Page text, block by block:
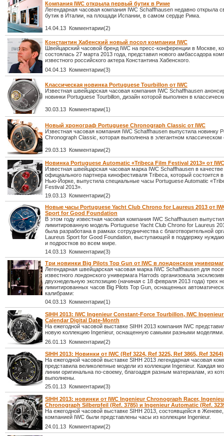
Компания IWC открыла первый бутик в Риме
Легендарная часовая компания IWC Schaffhausen недавно открыла
бутик в Италии, на площади Испании, в самом сердце Рима.
14.04.13 Комментарии(2)
Константин Хабенский новый посол компании IWC
Швейцарский часовой бренд IWC на пресс-конференции в Москве,
состоялась 27 марта 2013 года, представил нового амбассадора
известного российского актера Константина Хабенского.
04.04.13 Комментарии(3)
Классическая новинка Portuguese Tourbillon от IWC
Известная швейцарская часовая компания IWC Schaffhausen
новинки Portuguese Tourbillon, дизайн которой выполнен в
30.03.13 Комментарии(1)
Новый хронограф Portuguese Chronograph Classic от IWC
Известная часовая компания IWC Schaffhausen выпустила новинку
Chronograph Classic, которая выполнена в элегантном классическом
29.03.13 Комментарии(2)
Новинка Portuguese Automatic «Tribeca Film Festival 2013» от IWC
Известная швейцарская часовая марка IWC Schaffhausen в качестве
официального партнера кинофестиваля Tribeca, который состоится
Нью-Йорке, выпустила специальные часы Portuguese Automatic
Festival 2013».
19.03.13 Комментарии(2)
Новые часы Portuguese Yacht Club Chrono for Laureus 2013 от
Sport for Good Foundation
В этом году известная часовая компания IWC Schaffhausen
лимитированную модель Portuguese Yacht Club Chrono for Laureus
была разработана в рамках сотрудничества с благотворительной
Laureus Sport for Good Foundation, выступающей в поддержку
и подростков во всем мире.
14.03.13 Комментарии(3)
Три новинки Big Pilots Top Gun от IWC в лондонском
Легендарная швейцарская часовая марка IWC Schaffhausen для
известного лондонского универмага Harrods организовала
двухнедельную экспозицию (начиная с 18 февраля 2013 года) трех
лимитированных часов Big Pilots Top Gun, оснащенных
калибрами:
04.03.13 Комментарии(1)
SIHH 2013: IWC Ingenieur Constant-Force Tourbillon, IWC
Calendar Digital Date-Month
На ежегодной часовой выставке SIHH 2013 компания IWC
новую коллекцию Ingenieur, оснащенную самыми разными моделями.
26.01.13 Комментарии(2)
SIHH 2013: Новинки от IWC (Ref 3224, Ref 3225, Ref 3865, Ref 3264)
На ежегодной часовой выставке SIHH 2013 легендарная часовая
представила великолепные модели из коллекции Ingenieur. Каждая
линии оригинальна по-своему, благоадря разным материалам, из
выполнены.
25.01.13 Комментарии(3)
SIHH 2013: новинки от IWC Ingenieur Chronograph Racer,
Chronograph Silberpfeil (Ref. 3785) и Ingenieur Automatic (Ref.
На ежегодной часовой выставке SIHH 2013, состоявщейся в Женеве,
компанией IWC были представлены часы из коллекции Ingenieur.
24.01.13 Комментарии(2)